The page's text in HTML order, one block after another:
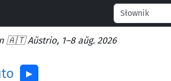
🇦🇹 Aŭstrio, 1–8 aŭg. 2026
▶︎